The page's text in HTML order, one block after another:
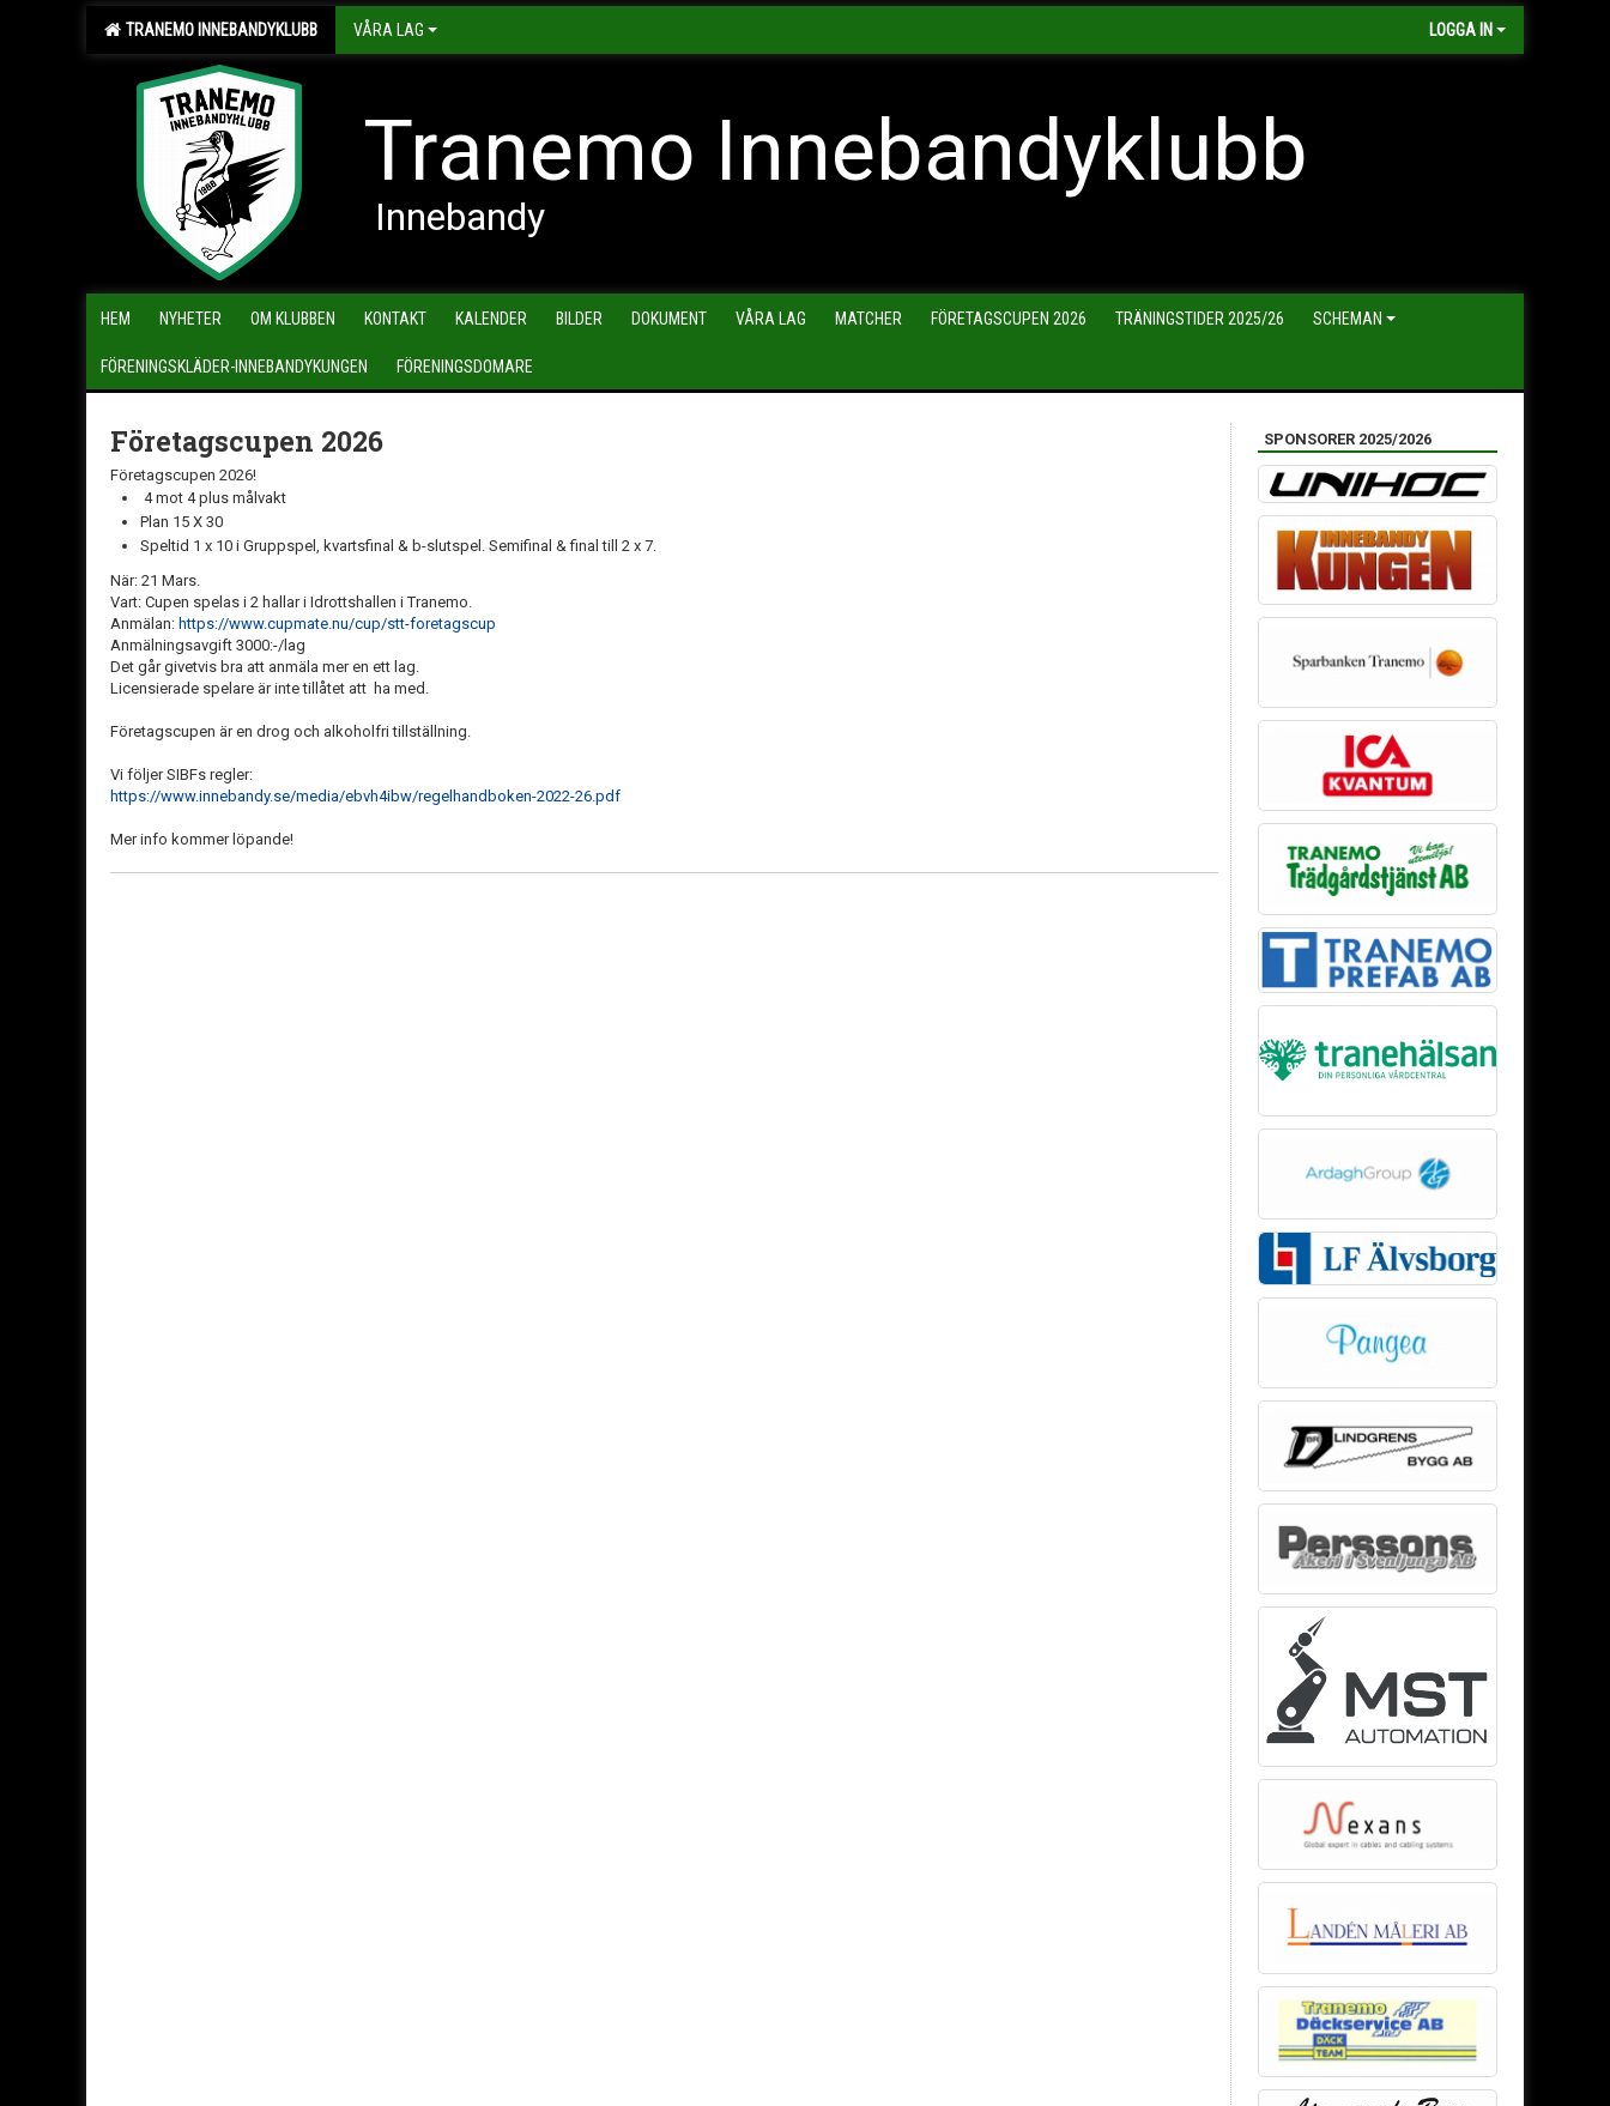
TRANEMO INNEBANDYKLUBB VÅRA LAG LOGGA IN
Tranemo Innebandyklubb
Innebandy
HEM NYHETER OM KLUBBEN KONTAKT KALENDER BILDER DOKUMENT VÅRA LAG MATCHER FÖRETAGSCUPEN 2026 TRÄNINGSTIDER 2025/26 SCHEMAN
FÖRENINGSKLÄDER-INNEBANDYKUNGEN FÖRENINGSDOMARE
Företagscupen 2026
Företagscupen 2026!
4 mot 4 plus målvakt
Plan 15 X 30
Speltid 1 x 10 i Gruppspel, kvartsfinal & b-slutspel. Semifinal & final till 2 x 7.
När: 21 Mars.
Vart: Cupen spelas i 2 hallar i Idrottshallen i Tranemo.
Anmälan: https://www.cupmate.nu/cup/stt-foretagscup
Anmälningsavgift 3000:-/lag
Det går givetvis bra att anmäla mer en ett lag.
Licensierade spelare är inte tillåtet att ha med.
Företagscupen är en drog och alkoholfri tillställning.
Vi följer SIBFs regler:
https://www.innebandy.se/media/ebvh4ibw/regelhandboken-2022-26.pdf
Mer info kommer löpande!
SPONSORER 2025/2026